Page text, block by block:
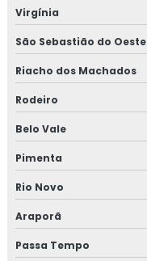
Virgínia
São Sebastião do Oeste
Riacho dos Machados
Rodeiro
Belo Vale
Pimenta
Rio Novo
Araporã
Passa Tempo